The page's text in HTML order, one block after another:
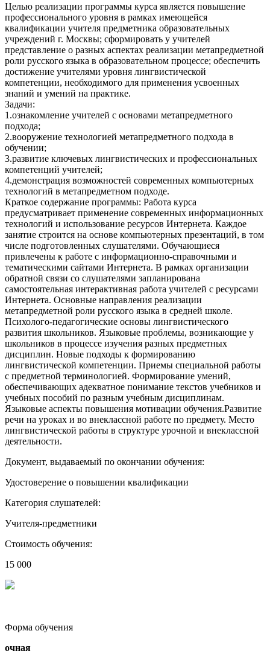
Целью реализации программы курса является повышение
профессионального уровня в рамках имеющейся
квалификации учителя предметника образовательных
учреждений г. Москвы; сформировать у учителей
представление о разных аспектах реализации метапредметной
роли русского языка в образовательном процессе; обеспечить
достижение учителями уровня лингвистической
компетенции, необходимого для применения усвоенных
знаний и умений на практике.
Задачи:
1.ознакомление учителей с основами метапредметного
подхода;
2.вооружение технологией метапредметного подхода в
обучении;
3.развитие ключевых лингвистических и профессиональных
компетенций учителей;
4.демонстрация возможностей современных компьютерных
технологий в метапредметном подходе.
Краткое содержание программы: Работа курса
предусматривает применение современных информационных
технологий и использование ресурсов Интернета. Каждое
занятие строится на основе компьютерных презентаций, в том
числе подготовленных слушателями. Обучающиеся
привлечены к работе с информационно-справочными и
тематическими сайтами Интернета. В рамках организации
обратной связи со слушателями запланирована
самостоятельная интерактивная работа учителей с ресурсами
Интернета. Основные направления реализации
метапредметной роли русского языка в средней школе.
Психолого-педагогические основы лингвистического
развития школьников. Языковые проблемы, возникающие у
школьников в процессе изучения разных предметных
дисциплин. Новые подходы к формированию
лингвистической компетенции. Приемы специальной работы
с предметной терминологией. Формирование умений,
обеспечивающих адекватное понимание текстов учебников и
учебных пособий по разным учебным дисциплинам.
Языковые аспекты повышения мотивации обучения.Развитие
речи на уроках и во внеклассной работе по предмету. Место
лингвистической работы в структуре урочной и внеклассной
деятельности.
Документ, выдаваемый по окончании обучения:
Удостоверение о повышении квалификации
Категория слушателей:
Учителя-предметники
Стоимость обучения:
15 000
Форма обучения
очная